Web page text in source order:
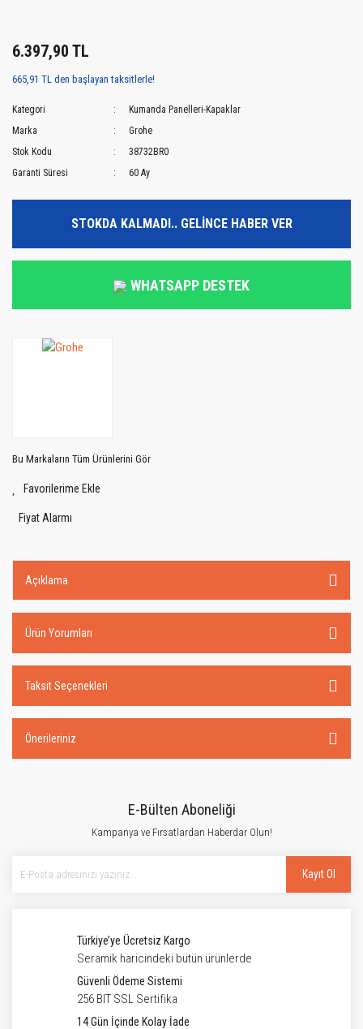
6.397,90 TL
665,91 TL den başlayan taksitlerle!
Kategori
Kumanda Panelleri-Kapaklar
Marka
Grohe
Stok Kodu
38732BR0
Garanti Süresi
60 Ay
STOKDA KALMADI.. GELİNCE HABER VER
WHATSAPP DESTEK
Bu Markaların Tüm Ürünlerini Gör
Fiyat Alarmı
Açıklama
Ürün Yorumları
Taksit Seçenekleri
Önerileriniz
E-Bülten Aboneliği
Kampanya ve Fırsatlardan Haberdar Olun!
Kayıt Ol
Türkiye’ye Ücretsiz Kargo
Seramik haricindeki bütün ürünlerde
Güvenli Ödeme Sistemi
256 BIT SSL Sertifika
14 Gün İçinde Kolay İade